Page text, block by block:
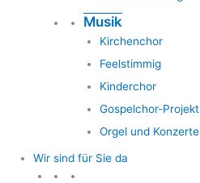
Musik
Kirchenchor
Feelstimmig
Kinderchor
Gospelchor-Projekt
Orgel und Konzerte
Wir sind für Sie da